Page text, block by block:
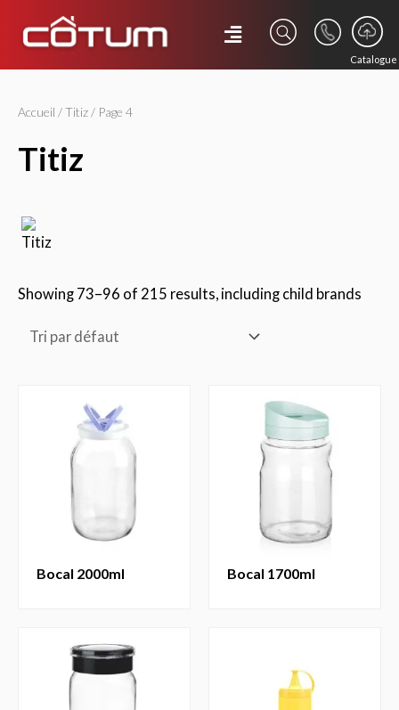
Catalogue
Accueil /Titiz/ Page 4
titiz
Showing 73–96 of 215 results, including child brands
bocal 2000ml bocal 1700ml